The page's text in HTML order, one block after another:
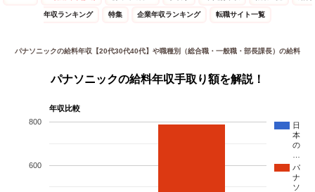
年収ランキング 特集 企業年収ランキング 転職サイト一覧
パナソニックの給料年収【20代30代40代】や職種別（総合職・一般職・部長課長）の給料
パナソニックの給料年収手取り額を解説！
年収比較
日
本
の
パ
ナ
ソ
600
800